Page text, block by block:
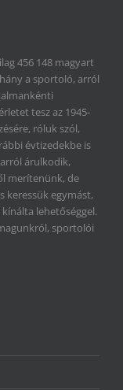
456 148 magyart
a sportoló, arról
tesz az 1945-
róluk szól,
évtizedekbe is
árulkodik,
merítenünk, de
keressük egymást,
lehetőséggel.
sportolói